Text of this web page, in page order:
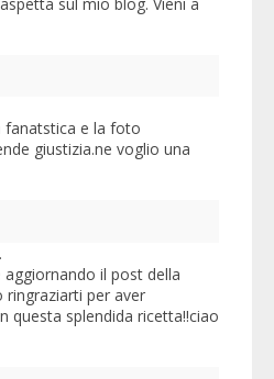
fanatstica e la foto
giustizia.ne voglio una
il post della
ringraziarti per aver
questa splendida ricetta!!ciao